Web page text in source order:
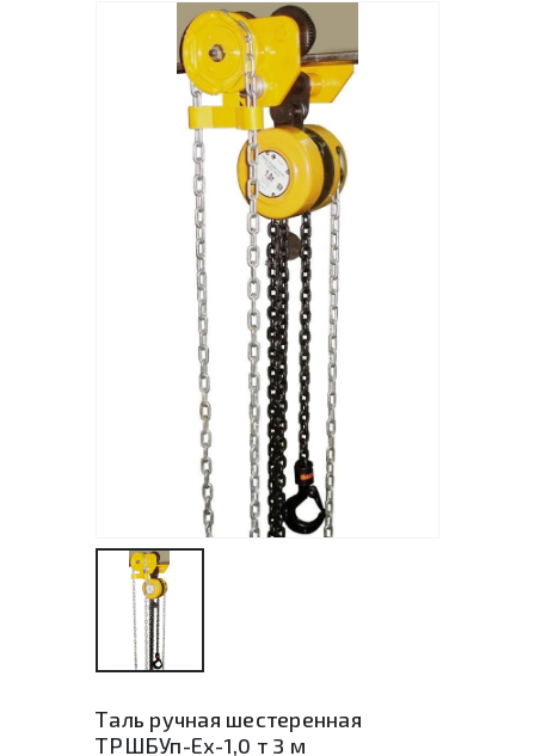
Таль ручная шестеренная
ТРШБУп-Ех-1,0 т 3 м